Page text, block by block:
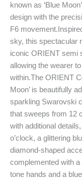
known as ‘Blue
design with the
F6
sky, this spectacular
iconic ORIENT semi
allowing the wearer
within.The ORIENT
Moon’ is beautifully
sparkling Swarovski
that sweeps from 12
with additional
o’clock, a glittering
diamond-shaped
complemented with
tone hands and a